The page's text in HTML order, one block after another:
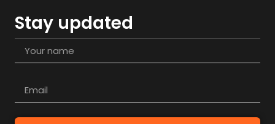
Stay updated